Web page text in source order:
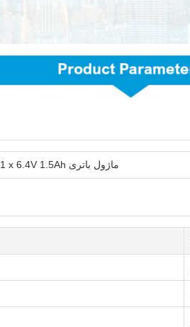
ماژول باتری LiFePO4 1 x 6.4V 1.5Ah